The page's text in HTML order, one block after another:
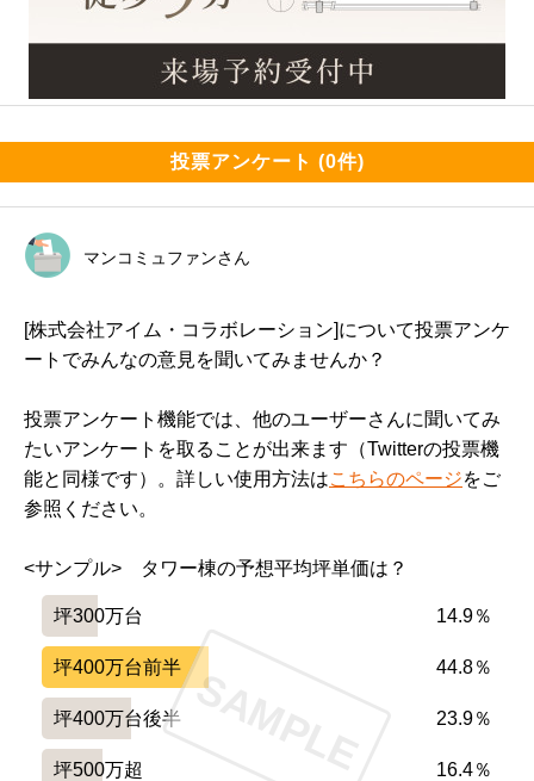
投票アンケート (0件)
マンコミュファンさん
[株式会社アイム・コラボレーション]について投票アンケ
ートでみんなの意見を聞いてみませんか？
投票アンケート機能では、他のユーザーさんに聞いてみ
たいアンケートを取ることが出来ます（Twitterの投票機
能と同様です）。詳しい使用方法はこちらのページをご
参照ください。
<サンプル>　タワー棟の予想平均坪単価は？
坪300万台 14.9％
坪400万台前半 44.8％
坪400万台後半 23.9％
坪500万超 16.4％
SAMPLE